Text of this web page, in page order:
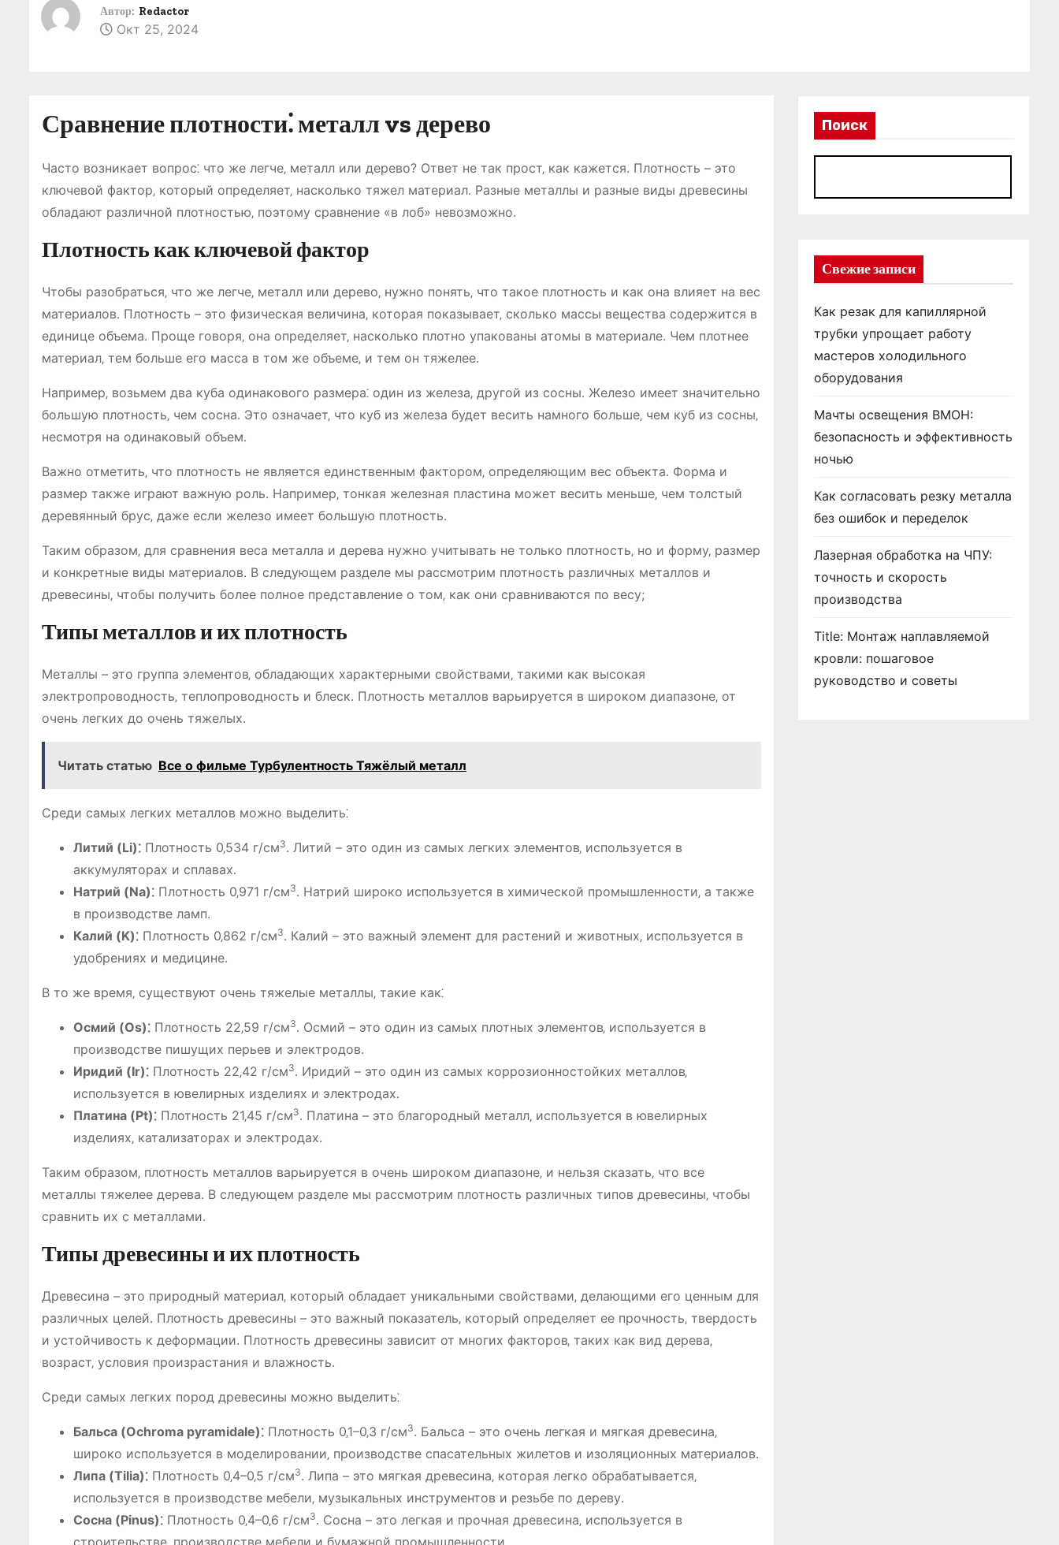
Автор: Redactor
Окт 25, 2024
Сравнение плотности⁚ металл vs дерево
Часто возникает вопрос⁚ что же легче‚ металл или дерево? Ответ не так прост‚ как кажется․ Плотность – это
ключевой фактор‚ который определяет‚ насколько тяжел материал․ Разные металлы и разные виды древесины
обладают различной плотностью‚ поэтому сравнение «в лоб» невозможно․
Плотность как ключевой фактор
Чтобы разобраться‚ что же легче‚ металл или дерево‚ нужно понять‚ что такое плотность и как она влияет на вес
материалов․ Плотность – это физическая величина‚ которая показывает‚ сколько массы вещества содержится в
единице объема․ Проще говоря‚ она определяет‚ насколько плотно упакованы атомы в материале․ Чем плотнее
материал‚ тем больше его масса в том же объеме‚ и тем он тяжелее․
Например‚ возьмем два куба одинакового размера⁚ один из железа‚ другой из сосны․ Железо имеет значительно
большую плотность‚ чем сосна․ Это означает‚ что куб из железа будет весить намного больше‚ чем куб из сосны‚
несмотря на одинаковый объем․
Важно отметить‚ что плотность не является единственным фактором‚ определяющим вес объекта․ Форма и
размер также играют важную роль․ Например‚ тонкая железная пластина может весить меньше‚ чем толстый
деревянный брус‚ даже если железо имеет большую плотность․
Таким образом‚ для сравнения веса металла и дерева нужно учитывать не только плотность‚ но и форму‚ размер
и конкретные виды материалов․ В следующем разделе мы рассмотрим плотность различных металлов и
древесины‚ чтобы получить более полное представление о том‚ как они сравниваются по весу;
Типы металлов и их плотность
Металлы – это группа элементов‚ обладающих характерными свойствами‚ такими как высокая
электропроводность‚ теплопроводность и блеск․ Плотность металлов варьируется в широком диапазоне‚ от
очень легких до очень тяжелых․
Читать статью Все о фильме Турбулентность Тяжёлый металл
Среди самых легких металлов можно выделить⁚
Литий (Li)⁚ Плотность 0‚534 г/см3․ Литий – это один из самых легких элементов‚ используется в
аккумуляторах и сплавах․
Натрий (Na)⁚ Плотность 0‚971 г/см3․ Натрий широко используется в химической промышленности‚ а также
в производстве ламп․
Калий (K)⁚ Плотность 0‚862 г/см3․ Калий – это важный элемент для растений и животных‚ используется в
удобрениях и медицине․
В то же время‚ существуют очень тяжелые металлы‚ такие как⁚
Осмий (Os)⁚ Плотность 22‚59 г/см3․ Осмий – это один из самых плотных элементов‚ используется в
производстве пишущих перьев и электродов․
Иридий (Ir)⁚ Плотность 22‚42 г/см3․ Иридий – это один из самых коррозионностойких металлов‚
используется в ювелирных изделиях и электродах․
Платина (Pt)⁚ Плотность 21‚45 г/см3․ Платина – это благородный металл‚ используется в ювелирных
изделиях‚ катализаторах и электродах․
Таким образом‚ плотность металлов варьируется в очень широком диапазоне‚ и нельзя сказать‚ что все
металлы тяжелее дерева․ В следующем разделе мы рассмотрим плотность различных типов древесины‚ чтобы
сравнить их с металлами․
Типы древесины и их плотность
Древесина – это природный материал‚ который обладает уникальными свойствами‚ делающими его ценным для
различных целей․ Плотность древесины – это важный показатель‚ который определяет ее прочность‚ твердость
и устойчивость к деформации․ Плотность древесины зависит от многих факторов‚ таких как вид дерева‚
возраст‚ условия произрастания и влажность․
Среди самых легких пород древесины можно выделить⁚
Бальса (Ochroma pyramidale)⁚ Плотность 0‚1–0‚3 г/см3․ Бальса – это очень легкая и мягкая древесина‚
широко используется в моделировании‚ производстве спасательных жилетов и изоляционных материалов․
Липа (Tilia)⁚ Плотность 0‚4–0‚5 г/см3․ Липа – это мягкая древесина‚ которая легко обрабатывается‚
используется в производстве мебели‚ музыкальных инструментов и резьбе по дереву․
Сосна (Pinus)⁚ Плотность 0‚4–0‚6 г/см3․ Сосна – это легкая и прочная древесина‚ используется в
строительстве‚ производстве мебели и бумажной промышленности․
Поиск
Свежие записи
Как резак для капиллярной
трубки упрощает работу
мастеров холодильного
оборудования
Мачты освещения ВМОН:
безопасность и эффективность
ночью
Как согласовать резку металла
без ошибок и переделок
Лазерная обработка на ЧПУ:
точность и скорость
производства
Title: Монтаж наплавляемой
кровли: пошаговое
руководство и советы